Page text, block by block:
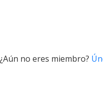
no eres miembro?